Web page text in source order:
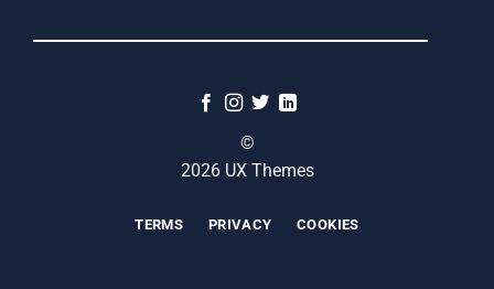
©
2026 UX Themes
TERMS PRIVACY COOKIES